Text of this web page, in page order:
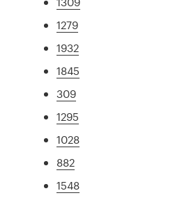
1279
1932
1845
309
1295
1028
882
1548